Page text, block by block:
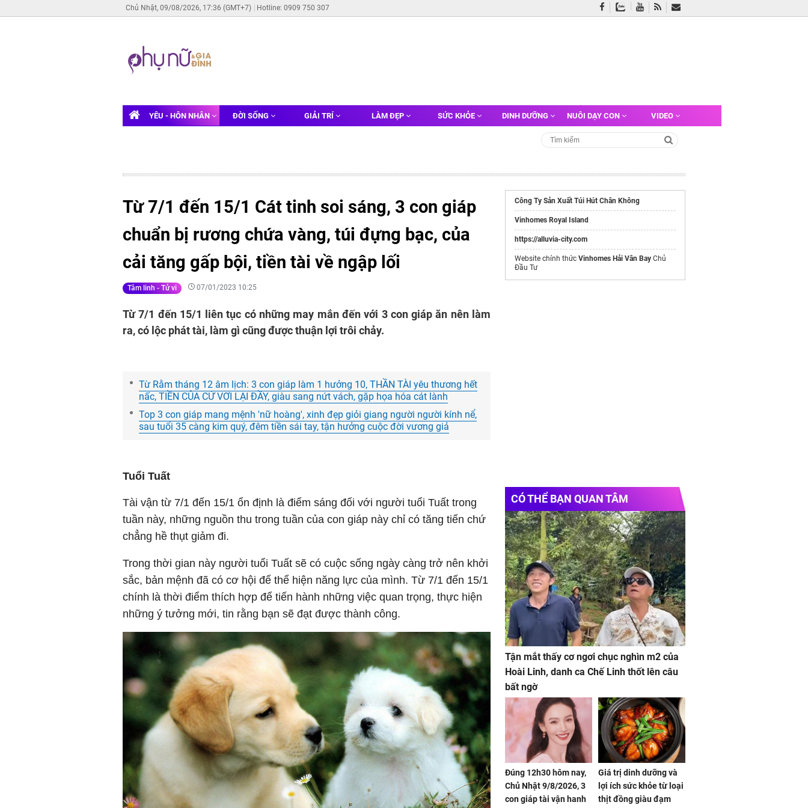
Chủ Nhật, 09/08/2026, 17:36 (GMT+7) Hotline: 0909 750 307
YÊU - HÔN NHÂN ĐỜI SỐNG GIẢI TRÍ LÀM ĐẸP SỨC KHỎE DINH DƯỠNG NUÔI DẠY CON VIDEO
Từ 7/1 đến 15/1 Cát tinh soi sáng, 3 con giáp
chuẩn bị rương chứa vàng, túi đựng bạc, của
cải tăng gấp bội, tiền tài về ngập lối
Tâm linh - Tử vi 07/01/2023 10:25
Từ 7/1 đến 15/1 liên tục có những may mắn đến với 3 con giáp ăn nên làm
ra, có lộc phát tài, làm gì cũng được thuận lợi trôi chảy.
Từ Rằm tháng 12 âm lịch: 3 con giáp làm 1 hưởng 10, THẦN TÀI yêu thương hết
nấc, TIỀN CỦA CỨ VƠI LẠI ĐẦY, giàu sang nứt vách, gặp họa hóa cát lành
Top 3 con giáp mang mệnh 'nữ hoàng', xinh đẹp giỏi giang người người kính nể,
sau tuổi 35 càng kim quý, đêm tiền sái tay, tận hưởng cuộc đời vương giả
Tuổi Tuất
Tài vận từ 7/1 đến 15/1 ổn định là điểm sáng đối với người tuổi Tuất trong
tuần này, những nguồn thu trong tuần của con giáp này chỉ có tăng tiến chứ
chẳng hề thụt giảm đi.
Trong thời gian này người tuổi Tuất sẽ có cuộc sống ngày càng trở nên khởi
sắc, bản mệnh đã có cơ hội để thể hiện năng lực của mình. Từ 7/1 đến 15/1
chính là thời điểm thích hợp để tiến hành những việc quan trọng, thực hiện
những ý tưởng mới, tin rằng bạn sẽ đạt được thành công.
Công Ty Sản Xuất Túi Hút Chân Không
Vinhomes Royal Island
https://alluvia-city.com
Website chính thức Vinhomes Hải Vân Bay Chủ
Đầu Tư
CÓ THỂ BẠN QUAN TÂM
Tận mắt thấy cơ ngơi chục nghìn m2 của
Hoài Linh, danh ca Chế Linh thốt lên câu
bất ngờ
Đúng 12h30 hôm nay,
Chủ Nhật 9/8/2026, 3
con giáp tài vận hanh
Giá trị dinh dưỡng và
lợi ích sức khỏe từ loại
thịt đồng giàu đạm